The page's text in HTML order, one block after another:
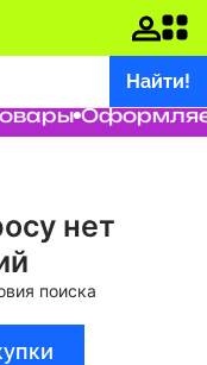
Найти!
нет
поиска